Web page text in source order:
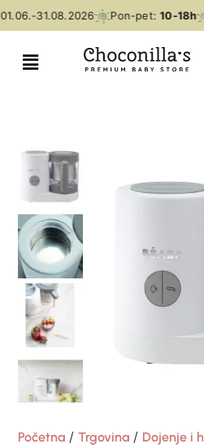
31.08.2026 Pon-pet:10-18h
Početna /Trgovina / Dojenje i